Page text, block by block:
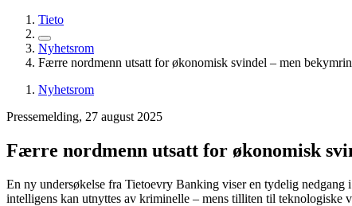
Tieto
Nyhetsrom
Færre nordmenn utsatt for økonomisk svindel – men
Nyhetsrom
Pressemelding, 27 august 2025
Færre nordmenn utsatt for økonomisk
En ny undersøkelse fra Tietoevry Banking viser en tydelig
intelligens kan utnyttes av kriminelle – mens tilliten til teknologiske